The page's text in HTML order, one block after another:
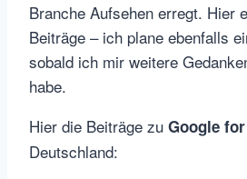
Branche Aufsehen erregt. Hier
Beiträge – ich plane ebenfalls
sobald ich mir weitere
habe.
Hier die Beiträge zu Google
Deutschland: